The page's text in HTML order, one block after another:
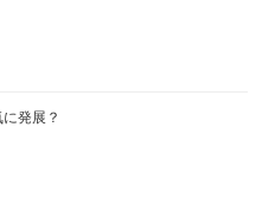
発展？